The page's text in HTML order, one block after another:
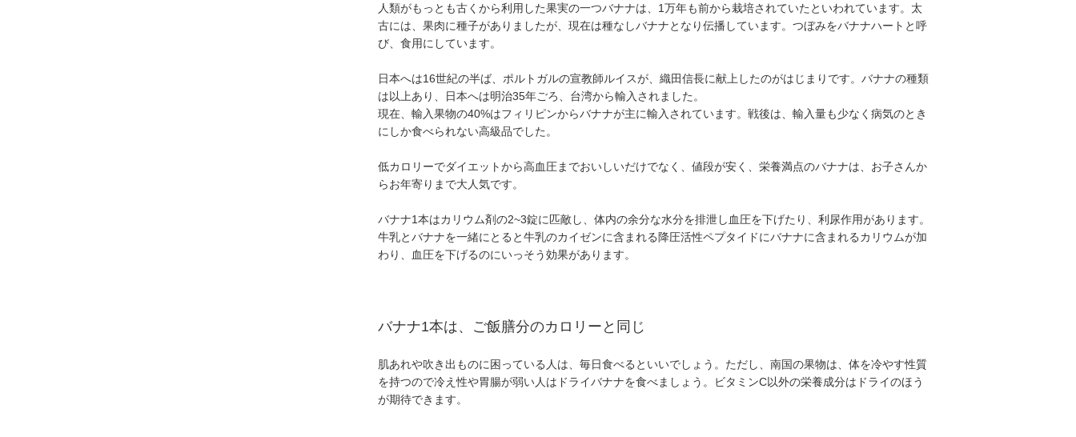
人類がもっとも古くから利用した果実の一つバナナは、1万年も前から栽培されていたといわれています。太
古には、果肉に種子がありましたが、現在は種なしバナナとなり伝播しています。つぼみをバナナハートと呼
び、食用にしています。
日本へは16世紀の半ば、ポルトガルの宣教師ルイスが、織田信長に献上したのがはじまりです。バナナの種類
は以上あり、日本へは明治35年ごろ、台湾から輸入されました。
現在、輸入果物の40%はフィリピンからバナナが主に輸入されています。戦後は、輸入量も少なく病気のとき
にしか食べられない高級品でした。
低カロリーでダイエットから高血圧までおいしいだけでなく、値段が安く、栄養満点のバナナは、お子さんか
らお年寄りまで大人気です。
バナナ1本はカリウム剤の2~3錠に匹敵し、体内の余分な水分を排泄し血圧を下げたり、利尿作用があります。
牛乳とバナナを一緒にとると牛乳のカイゼンに含まれる降圧活性ペプタイドにバナナに含まれるカリウムが加
わり、血圧を下げるのにいっそう効果があります。
バナナ1本は、ご飯膳分のカロリーと同じ
肌あれや吹き出ものに困っている人は、毎日食べるといいでしょう。ただし、南国の果物は、体を冷やす性質
を持つので冷え性や胃腸が弱い人はドライバナナを食べましょう。ビタミンC以外の栄養成分はドライのほう
が期待できます。